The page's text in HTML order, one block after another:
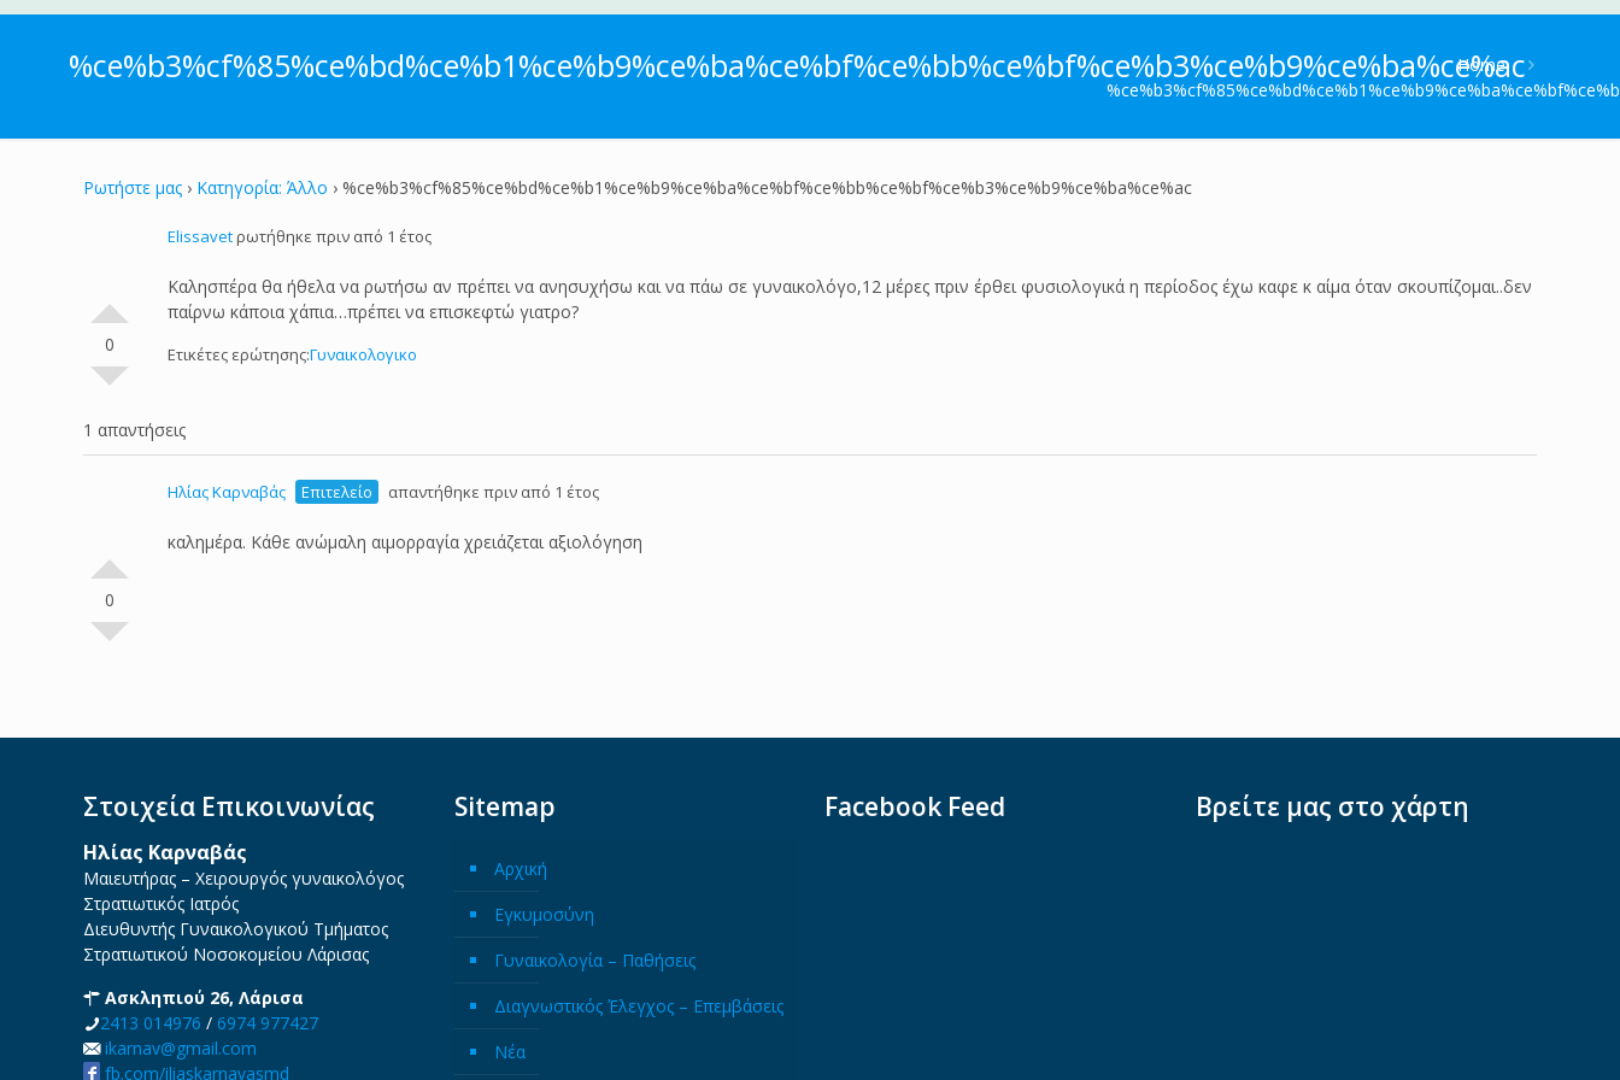
%ce%b3%cf%85%ce%bd%ce%b1%ce%b9%ce%ba%ce%bf%ce%bb%ce%bf%ce%b3%ce%b9%ce%ba%ce%ac
Home
Ρωτήστε μας › Κατηγορία: Άλλο › %ce%b3%cf%85%ce%bd%ce%b1%ce%b9%ce%ba%ce%bf%ce%bb%ce%bf%ce%b3%ce%b9%ce%ba%ce%ac
0
Elissavetρωτήθηκε πριν από 1 έτος
Καλησπέρα θα ήθελα να ρωτήσω αν πρέπει να ανησυχήσω και να πάω σε γυναικολόγο,12 μέρες πριν έρθει φυσιολογικά η περίοδος έχω καφε κ αίμα όταν σκουπίζομαι..δεν
παίρνω κάποια χάπια…πρέπει να επισκεφτώ γιατρο?
Ετικέτες ερώτησης:Γυναικολογικο
1 απαντήσεις
0
Ηλίας Καρναβάς Επιτελείο απαντήθηκε πριν από 1 έτος
καλημέρα. Κάθε ανώμαλη αιμορραγία χρειάζεται αξιολόγηση
Στοιχεία Επικοινωνίας
Ηλίας Καρναβάς
Μαιευτήρας – Χειρουργός γυναικολόγος
Στρατιωτικός Ιατρός
Διευθυντής Γυναικολογικού Τμήματος
Στρατιωτικού Νοσοκομείου Λάρισας
Ασκληπιού 26, Λάρισα
2413 014976 / 6974 977427
ikarnav@gmail.com
fb.com/iliaskarnavasmd
Sitemap
Αρχική
Εγκυμοσύνη
Γυναικολογία – Παθήσεις
Διαγνωστικός Έλεγχος – Επεμβάσεις
Νέα
Facebook Feed Βρείτε μας στο χάρτη